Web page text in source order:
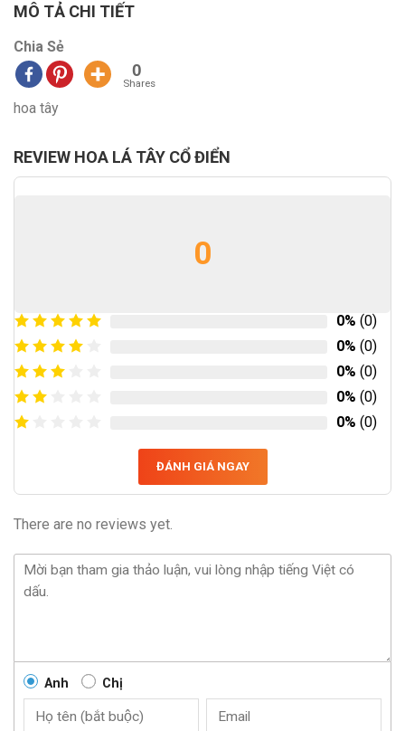
MÔ TẢ CHI TIẾT
Chia Sẻ
0
Shares
hoa tây
REVIEW HOA LÁ TÂY CỔ ĐIỂN
0
0% (0)
0% (0)
0% (0)
0% (0)
0% (0)
ĐÁNH GIÁ NGAY
There are no reviews yet.
Anh Chị